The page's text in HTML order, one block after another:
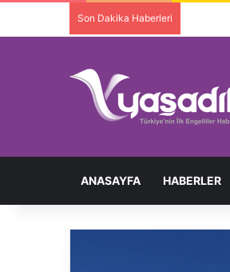
Son Dakika Haberleri
ANASAYFA HABERLER